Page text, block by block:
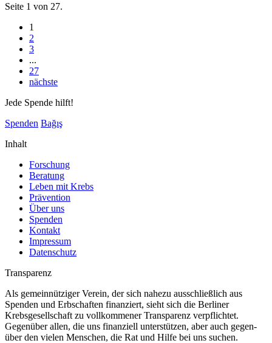
Seite 1 von 27.
1
2
3
...
27
nächste
Jede Spende hilft!
Spenden Bağış
Inhalt
Forschung
Beratung
Leben mit Krebs
Prävention
Über uns
Spenden
Kontakt
Impressum
Datenschutz
Transparenz
Als gemeinnütziger Verein, der sich nahezu ausschließlich aus
Spenden und Erbschaften finanziert, sieht sich die Berliner
Krebsgesellschaft zu vollkommener Transparenz verpflichtet.
Gegenüber allen, die uns finanziell unterstützen, aber auch gegen-
über den vielen Menschen, die Rat und Hilfe bei uns suchen.